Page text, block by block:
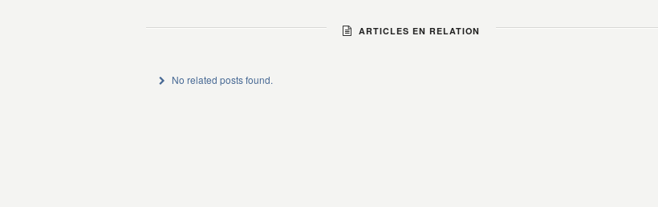
ARTICLES EN RELATION
No related posts found.